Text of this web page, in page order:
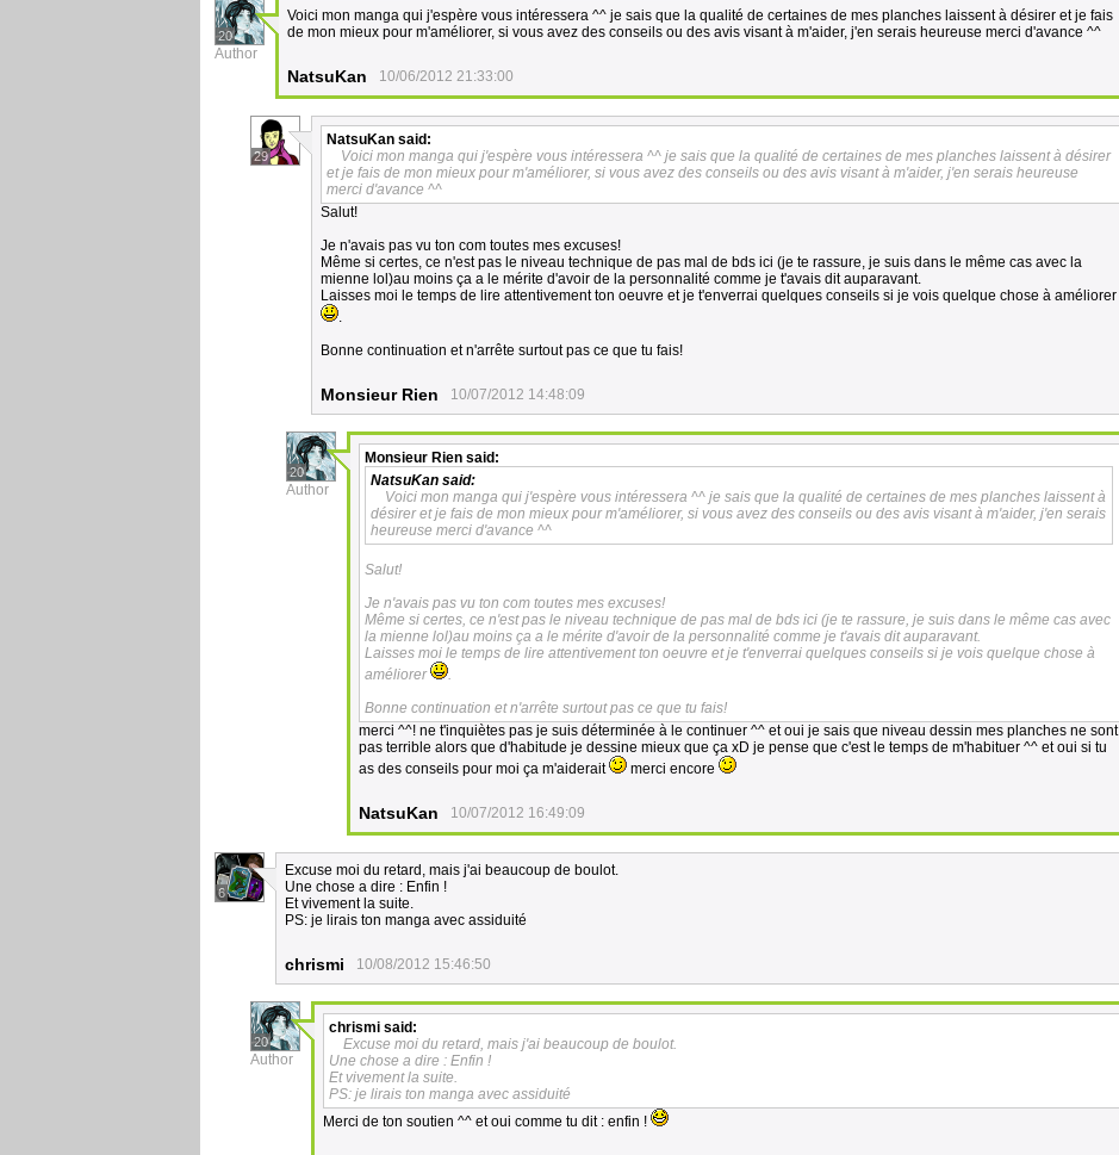
20
Author
Voici mon manga qui j'espère vous intéressera ^^ je sais que la qualité de certaines de mes planches laissent à désirer et je fais
de mon mieux pour m'améliorer, si vous avez des conseils ou des avis visant à m'aider, j'en serais heureuse merci d'avance ^^
NatsuKan 10/06/2012 21:33:00
29
NatsuKan said:
Voici mon manga qui j'espère vous intéressera ^^ je sais que la qualité de certaines de mes planches laissent à désirer
et je fais de mon mieux pour m'améliorer, si vous avez des conseils ou des avis visant à m'aider, j'en serais heureuse
merci d'avance ^^
Salut!
Je n'avais pas vu ton com toutes mes excuses!
Même si certes, ce n'est pas le niveau technique de pas mal de bds ici (je te rassure, je suis dans le même cas avec la
mienne lol)au moins ça a le mérite d'avoir de la personnalité comme je t'avais dit auparavant.
Laisses moi le temps de lire attentivement ton oeuvre et je t'enverrai quelques conseils si je vois quelque chose à améliorer
.
Bonne continuation et n'arrête surtout pas ce que tu fais!
Monsieur Rien 10/07/2012 14:48:09
20
Author
Monsieur Rien said:
NatsuKan said:
Voici mon manga qui j'espère vous intéressera ^^ je sais que la qualité de certaines de mes planches laissent à
désirer et je fais de mon mieux pour m'améliorer, si vous avez des conseils ou des avis visant à m'aider, j'en serais
heureuse merci d'avance ^^
Salut!
Je n'avais pas vu ton com toutes mes excuses!
Même si certes, ce n'est pas le niveau technique de pas mal de bds ici (je te rassure, je suis dans le même cas avec
la mienne lol)au moins ça a le mérite d'avoir de la personnalité comme je t'avais dit auparavant.
Laisses moi le temps de lire attentivement ton oeuvre et je t'enverrai quelques conseils si je vois quelque chose à
améliorer
.
Bonne continuation et n'arrête surtout pas ce que tu fais!
merci ^^! ne t'inquiètes pas je suis déterminée à le continuer ^^ et oui je sais que niveau dessin mes planches ne sont
pas terrible alors que d'habitude je dessine mieux que ça xD je pense que c'est le temps de m'habituer ^^ et oui si tu
as des conseils pour moi ça m'aiderait
merci encore
NatsuKan 10/07/2012 16:49:09
6
Excuse moi du retard, mais j'ai beaucoup de boulot.
Une chose a dire : Enfin !
Et vivement la suite.
PS: je lirais ton manga avec assiduité
chrismi 10/08/2012 15:46:50
20
Author
chrismi said:
Excuse moi du retard, mais j'ai beaucoup de boulot.
Une chose a dire : Enfin !
Et vivement la suite.
PS: je lirais ton manga avec assiduité
Merci de ton soutien ^^ et oui comme tu dit : enfin !